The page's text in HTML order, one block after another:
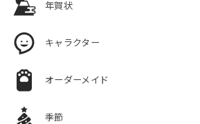
年賀状
キャラクター
オーダーメイド
季節